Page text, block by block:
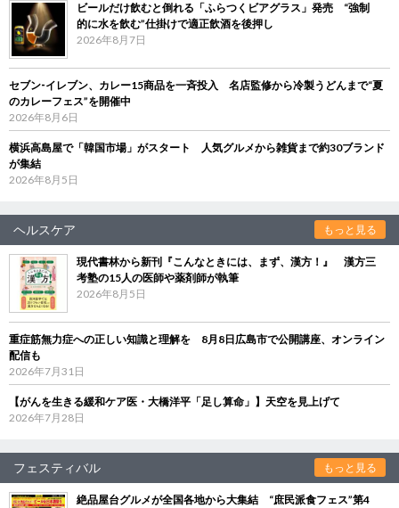
ビールだけ飲むと倒れる「ふらつくビアグラス」発売 “強制
的に水を飲む”仕掛けで適正飲酒を後押し
2026年8月7日
セブン‐イレブン、カレー15商品を一斉投入 名店監修から冷製うどんまで“夏
のカレーフェス”を開催中
2026年8月6日
横浜高島屋で「韓国市場」がスタート 人気グルメから雑貨まで約30ブランド
が集結
2026年8月5日
ヘルスケア もっと見る
現代書林から新刊『こんなときには、まず、漢方！』 漢方三
考塾の15人の医師や薬剤師が執筆
2026年8月5日
重症筋無力症への正しい知識と理解を 8月8日広島市で公開講座、オンライン
配信も
2026年7月31日
【がんを生きる緩和ケア医・大橋洋平「足し算命」】天空を見上げて
2026年7月28日
フェスティバル もっと見る
絶品屋台グルメが全国各地から大集結 “庶民派食フェス”第4